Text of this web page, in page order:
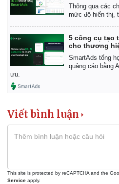
Thông qua các
mức độ hiển thị,
5 công cụ tạo
cho thương
SmartAds tổng
quảng cáo bằng
ưu.
Viết bình luận
This site is protected by reCAPTCHA and the
Service apply.